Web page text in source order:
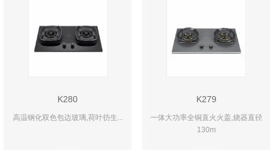
K280
高温钢化双色包边玻璃,荷叶彷生...
K279
一体大功率全铜直火火盖,烧器直径
130m